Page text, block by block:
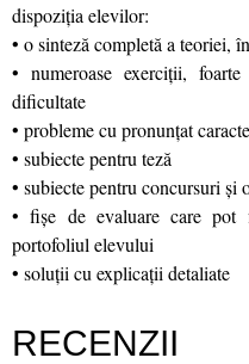
dispoziţia elevilor:
• o sinteză completă a teoriei,
• numeroase exerciţii,
dificultate
• probleme cu pronunţat
• subiecte pentru teză
• subiecte pentru concursuri şi
• fişe de evaluare care pot
portofoliul elevului
• soluţii cu explicaţii detaliate
RECENZII